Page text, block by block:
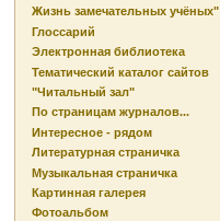
Жизнь замечательных учёных"
Глоссарий
Электронная библиотека
Тематический каталог сайтов
"Читальный зал"
По страницам журналов...
Интересное - рядом
Литературная страничка
Музыкальная страничка
Картинная галерея
Фотоальбом